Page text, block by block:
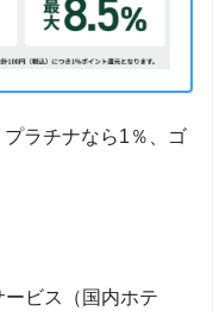
ラチナなら1％、ゴ
ビス（国内ホテ